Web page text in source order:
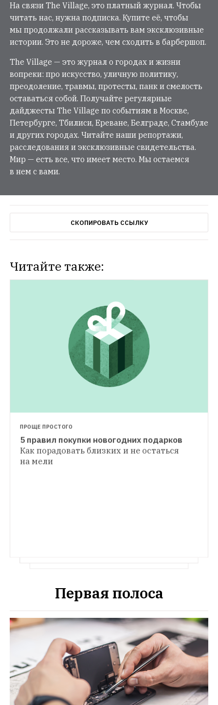
На связи The Village, это платный журнал. Чтобы
читать нас, нужна подписка. Купите её, чтобы
мы продолжали рассказывать вам эксклюзивные
истории. Это не дороже, чем сходить в барбершоп.
The Village — это журнал о городах и жизни
вопреки: про искусство, уличную политику,
преодоление, травмы, протесты, панк и смелость
оставаться собой. Получайте регулярные
дайджесты The Village по событиям в Москве,
Петербурге, Тбилиси, Ереване, Белграде, Стамбуле
и других городах. Читайте наши репортажи,
расследования и эксклюзивные свидетельства.
Мир — есть все, что имеет место. Мы остаемся
в нем с вами.
СКОПИРОВАТЬ ССЫЛКУ
Читайте также:
ГИД THE VILLAGE
Сколько россияне потратят на продукты
для новогоднего стола И что жители
страны покупают чаще всего
ПРОЩЕ ПРОСТОГО
5 правил покупки новогодних подарков
Как порадовать близких и не остаться
на мели
Первая полоса